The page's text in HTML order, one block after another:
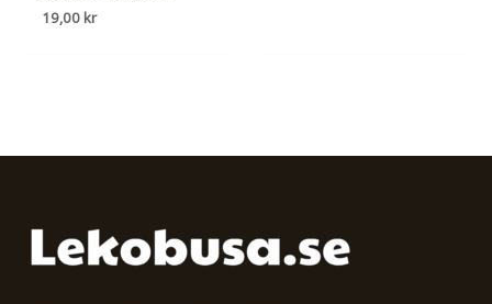
19,00 kr